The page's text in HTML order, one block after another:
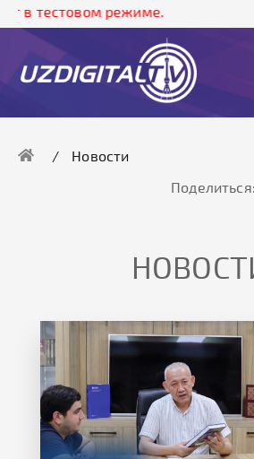
режиме.
Новости
Поделиться: